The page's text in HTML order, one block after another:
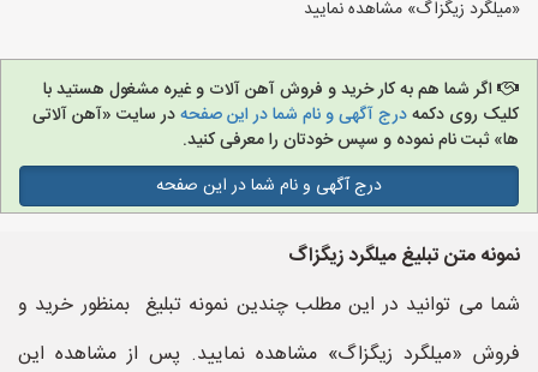
آهن آلاتی های شهرها
«میلگرد زیگزاگ» مشاهده نمایید
اگر شما هم به کار خرید و فروش آهن آلات و غیره مشغول هستید با
کلیک روی دکمهدرج آگهی و نام شما در این صفحهدر سایت «آهن آلاتی
ها» ثبت نام نموده و سپس خودتان را معرفی کنید.
درج آگهی و نام شما در این صفحه
نمونه متن تبلیغ میلگرد زیگزاگ
شما می توانید در این مطلب چندین نمونه تبلیغ بمنظور خرید و
فروش «میلگرد زیگزاگ» مشاهده نمایید. پس از مشاهده این